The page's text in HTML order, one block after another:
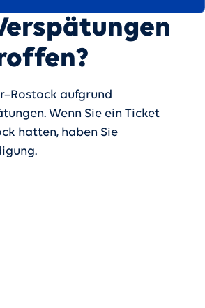
aufgrund
Wenn Sie ein Ticket
hatten, haben Sie